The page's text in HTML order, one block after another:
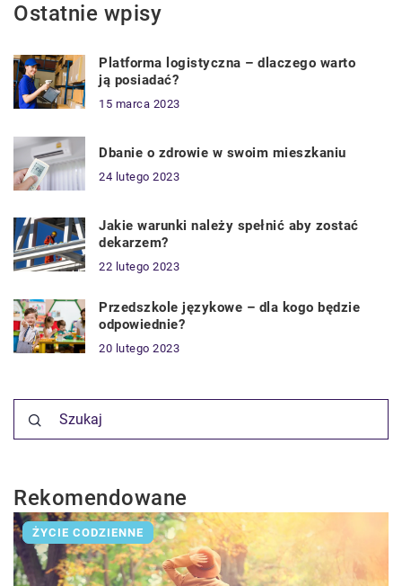
Ostatnie wpisy
Platforma logistyczna – dlaczego warto
ją posiadać?
15 marca 2023
Dbanie o zdrowie w swoim mieszkaniu
24 lutego 2023
Jakie warunki należy spełnić aby zostać
dekarzem?
22 lutego 2023
Przedszkole językowe – dla kogo będzie
odpowiednie?
20 lutego 2023
Rekomendowane
ŻYCIE CODZIENNE